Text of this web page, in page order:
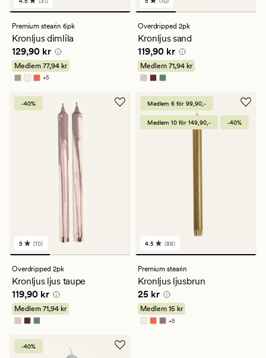
31
omdömen
med
genomsnittligt
betyg
på
4.5
Premium stearin 6pk
Kronljus dimlila
Pris 129,90 kr
129,90 kr
Medlem 77,94 kr
+5
Finns i fler färger
10
omdömen
med
genomsnittligt
betyg
på
5
Overdripped 2pk
Kronljus sand
Pris 119,90 kr
119,90 kr
Medlem 71,94 kr
-40%
10
omdömen
med
genomsnittligt
betyg
på
5
5 (10)
Overdripped 2pk
Kronljus ljus taupe
Pris 119,90 kr
119,90 kr
Medlem 71,94 kr
Medlem 6 för 99,90,-
Medlem 10 för 149,90,- -40%
88
omdömen
med
genomsnittligt
betyg
på
4.5
4.5 (88)
Premium stearin
Kronljus ljusbrun
Pris 25 kr
25 kr
Medlem 15 kr
+5
Finns i fler färger
-40%